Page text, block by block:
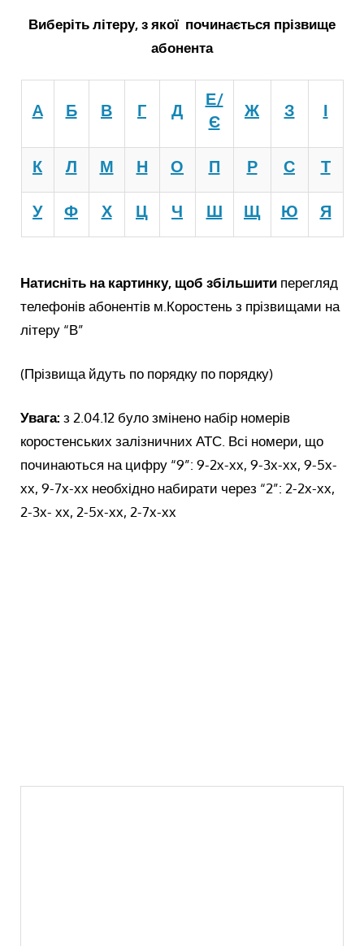
Виберіть літеру, з якої починається прізвище
абонента
A Б В Г Д
Е/
Є
Ж З І
К Л М Н О П Р С Т
У Ф Х Ц Ч Ш Щ Ю Я
Натисніть на картинку, щоб збільшити перегляд
телефонів абонентів м.Коростень з прізвищами на
літеру “В”
(Прізвища йдуть по порядку по порядку)
Увага: з 2.04.12 було змінено набір номерів
коростенських залізничних АТС. Всі номери, що
починаються на цифру “9”: 9-2х-хх, 9-3х-хх, 9-5х-
хх, 9-7х-хх необхідно набирати через “2”: 2-2х-хх,
2-3х- хх, 2-5х-хх, 2-7х-хх